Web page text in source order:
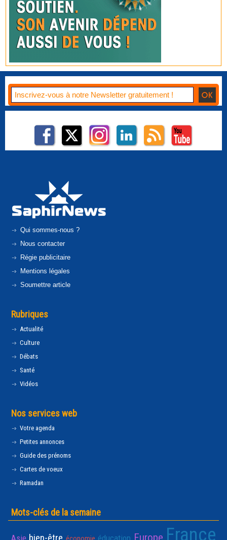
Qui sommes-nous ?
Nous contacter
Régie publicitaire
Mentions légales
Soumettre article
Rubriques
Actualité
Culture
Débats
Santé
Vidéos
Nos services web
Votre agenda
Petites annonces
Guide des prénoms
Cartes de voeux
Ramadan
Mots-clés de la semaine
Asie éducation Europe France